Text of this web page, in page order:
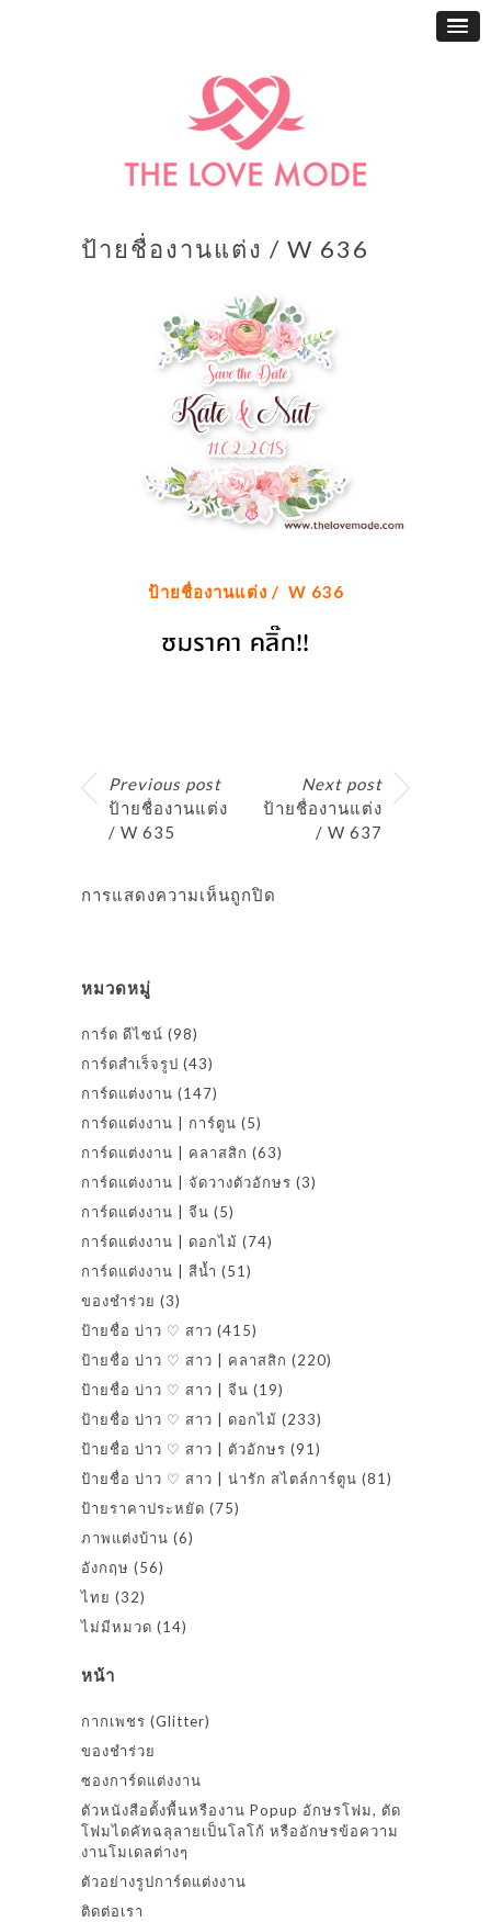
ป้ายชื่องานแต่ง / W 636
ป้ายชื่องานแต่ง / W 636
Previous post
ป้ายชื่องานแต่ง
/ W 635
Next post
ป้ายชื่องานแต่ง
/ W 637
การแสดงความเห็นถูกปิด
หมวดหมู่
การ์ด ดีไซน์ (98)
การ์ดสำเร็จรูป (43)
การ์ดแต่งงาน (147)
การ์ดแต่งงาน | การ์ตูน (5)
การ์ดแต่งงาน | คลาสสิก (63)
การ์ดแต่งงาน | จัดวางตัวอักษร (3)
การ์ดแต่งงาน | จีน (5)
การ์ดแต่งงาน | ดอกไม้ (74)
การ์ดแต่งงาน | สีน้ำ (51)
ของชำร่วย (3)
ป้ายชื่อ บ่าว ♡ สาว (415)
ป้ายชื่อ บ่าว ♡ สาว | คลาสสิก (220)
ป้ายชื่อ บ่าว ♡ สาว | จีน (19)
ป้ายชื่อ บ่าว ♡ สาว | ดอกไม้ (233)
ป้ายชื่อ บ่าว ♡ สาว | ตัวอักษร (91)
ป้ายชื่อ บ่าว ♡ สาว | น่ารัก สไตล์การ์ตูน (81)
ป้ายราคาประหยัด (75)
ภาพแต่งบ้าน (6)
อังกฤษ (56)
ไทย (32)
ไม่มีหมวด (14)
หน้า
กากเพชร (Glitter)
ของชำร่วย
ซองการ์ดแต่งงาน
ตัวหนังสือตั้งพื้นหรืองาน Popup อักษรโฟม, ตัด
โฟมไดคัทฉลุลายเป็นโลโก้ หรืออักษรข้อความ
งานโมเดลต่างๆ
ตัวอย่างรูปการ์ดแต่งงาน
ติดต่อเรา